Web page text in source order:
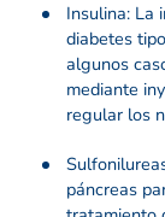
Insulina: La
diabetes
algunos
mediante
regular los
páncreas